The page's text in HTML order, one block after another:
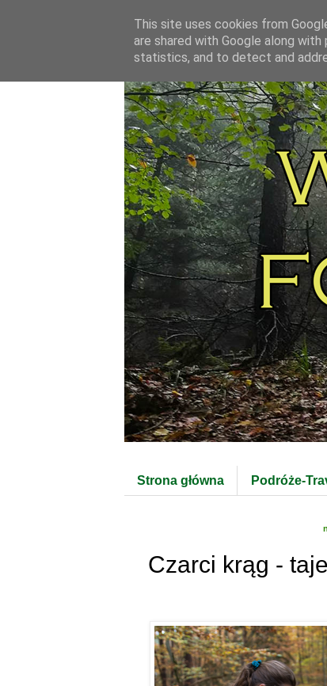
Strona główna Podróże-
Czarci krąg -
This site uses cookies from
are shared with Google along
statistics, and to detect and